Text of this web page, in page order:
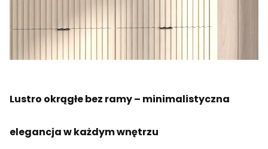
Lustro okrągłe bez ramy – minimalistyczna
elegancja w każdym wnętrzu